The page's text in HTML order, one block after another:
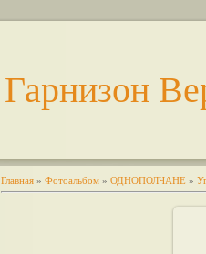
Гарнизон
Главная » Фотоальбом » ОДНОПОЛЧАНЕ »